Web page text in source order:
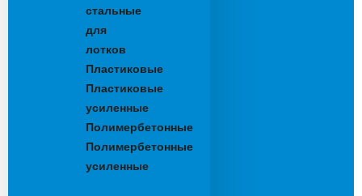
стальные
для
лотков
Пластиковые
Пластиковые
усиленные
Полимербетонные
Полимербетонные
усиленные